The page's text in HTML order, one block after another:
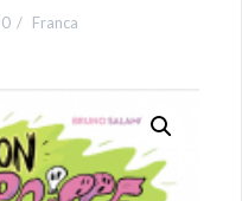
Franca